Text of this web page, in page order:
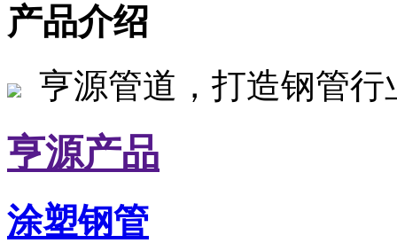
产品介绍
亨源管道，打造钢管
亨源产品
涂塑钢管